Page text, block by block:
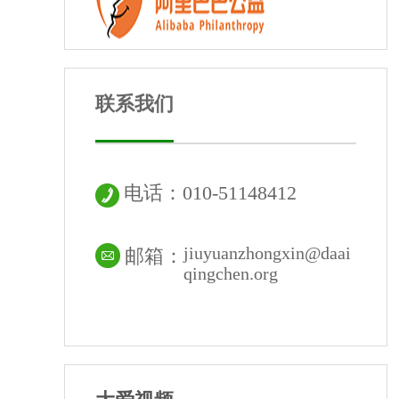
联系我们
电话：010-51148412
邮箱：jiuyuanzhongxin@daai
qingchen.org